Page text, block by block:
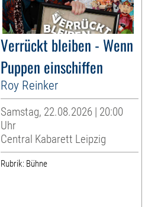
Verrückt bleiben - Wenn
Puppen einschiffen
Roy Reinker
Samstag, 22.08.2026 | 20:00
Uhr
Central Kabarett Leipzig
Rubrik: Bühne